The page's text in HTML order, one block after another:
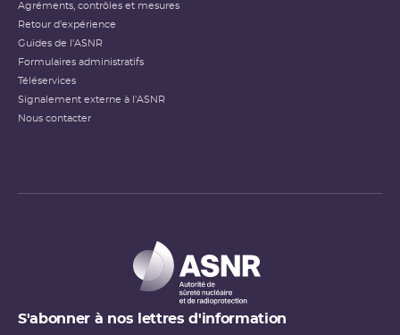
Agréments, contrôles et mesures
Retour d'expérience
Guides de l'ASNR
Formulaires administratifs
Téléservices
Signalement externe à l'ASNR
Nous contacter
S'abonner à nos lettres d'information